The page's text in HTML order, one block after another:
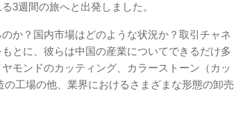
3週間の旅へと出発しました。
か？国内市場はどのような状況か？取引チャネ
とに、彼らは中国の産業についてできるだけ多
モンドのカッティング、カラーストーン（カッ
工場の他、業界におけるさまざまな形態の卸売